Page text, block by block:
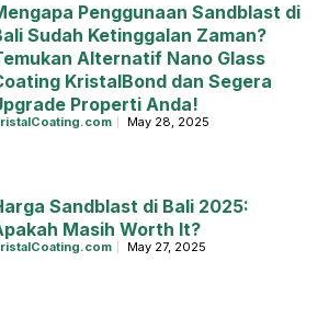
Penggunaan Sandblast di
Sudah Ketinggalan Zaman?
Alternatif Nano Glass
KristalBond dan Segera
Properti Anda!
May 28, 2025
Sandblast di Bali 2025:
Masih Worth It?
May 27, 2025